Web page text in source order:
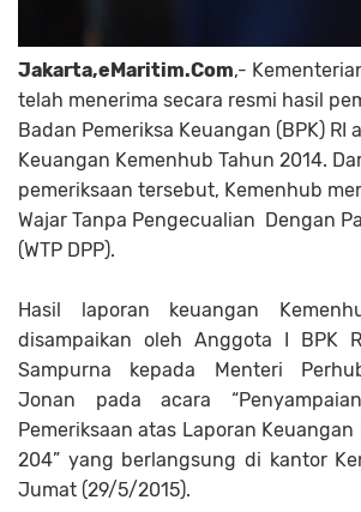
Jakarta,eMaritim.Com,-
telah menerima secara resmi hasil
Badan Pemeriksa Keuangan (BPK) RI
Keuangan Kemenhub Tahun 2014.
pemeriksaan tersebut, Kemenhub
Wajar Tanpa Pengecualian Dengan
(WTP DPP).
Hasil laporan keuangan
disampaikan oleh Anggota I BPK
Sampurna kepada Menteri
Jonan pada acara
Pemeriksaan atas Laporan
204” yang berlangsung di kantor
Jumat (29/5/2015).